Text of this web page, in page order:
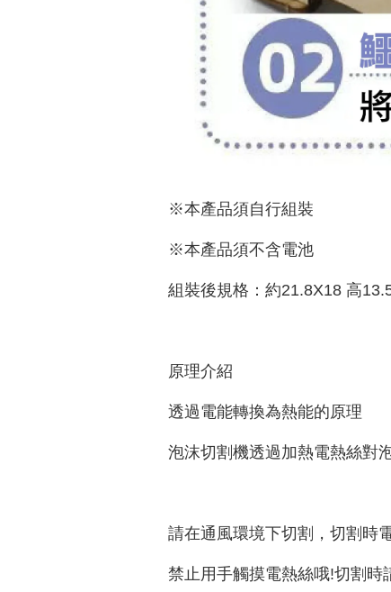
※本產品須自行組裝
※本產品須不含電池
組裝後規格：約21.8X18 高
原理介紹
透過電能轉換為熱能的原理
泡沫切割機透過加熱電熱絲對
請在通風環境下切割，切割時
禁止用手觸摸電熱絲哦!切割時